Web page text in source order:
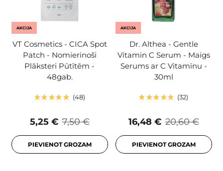
AKCIJA
VT Cosmetics - CICA Spot
Patch - Nomierinoši
Plāksteri Pūtītēm -
48gab.
48
7,50 €
5,25 €
PIEVIENOT GROZAM
AKCIJA
Dr. Althea - Gentle
Vitamin C Serum - Maigs
Serums ar C Vitamīnu -
30ml
32
20,60 €
16,48 €
PIEVIENOT GROZAM